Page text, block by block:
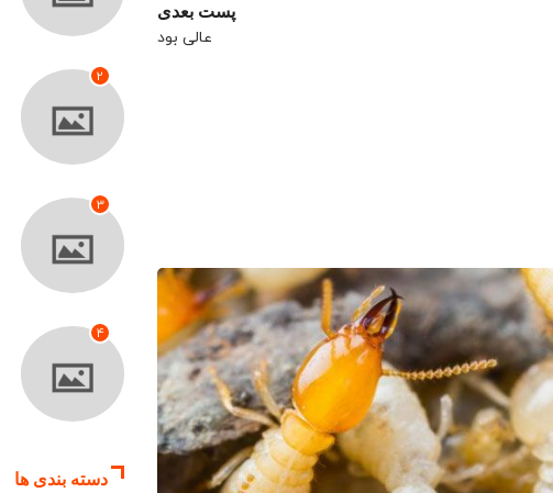
پست بعدی
عالی بود
2
3
4
دسته بندی ها